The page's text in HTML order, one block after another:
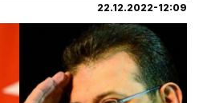
22.12.2022-12:09